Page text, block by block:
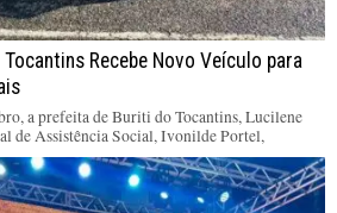
Recebe Novo Veículo para
a prefeita de Buriti do Tocantins, Lucilene
de Assistência Social, Ivonilde Portel,